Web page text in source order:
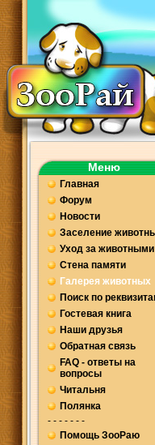
Меню
Главная
Форум
Новости
Заселение
Уход за животными
Стена памяти
Галерея животных
Поиск по
Гостевая книга
Наши друзья
Обратная связь
FAQ - ответы на
вопросы
Читальня
Полянка
- - - - - - -
Помощь ЗооРаю